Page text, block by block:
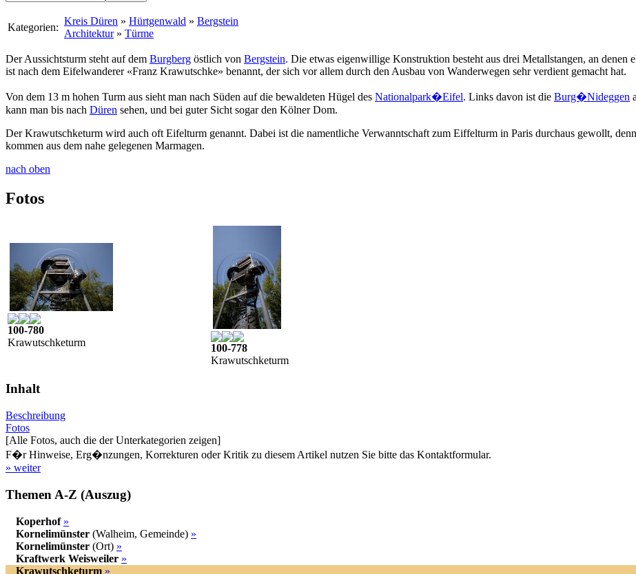
Kategorien:
Kreis Düren » Hürtgenwald » Bergstein
Architektur» Türme
Der Aussichtsturm steht auf dem Burgberg östlich von Bergstein. Die etwas eigenwillige Konstruktion besteht aus drei Metallstangen, an
ist nach dem Eifelwanderer «Franz Krawutschke» benannt, der sich vor allem durch den Ausbau von Wanderwegen sehr verdient gemacht hat.
Von dem 13 m hohen Turm aus sieht man nach Süden auf die bewaldeten Hügel des Nationalpark�Eifel. Links davon ist die Burg�Nideggen
kann man bis nach Düren sehen, und bei guter Sicht sogar den Kölner Dom.
Der Krawutschketurm wird auch oft Eifelturm genannt. Dabei ist die namentliche Verwanntschaft zum Eiffelturm in Paris durchaus gewollt,
kommen aus dem nahe gelegenen Marmagen.
nach oben
Fotos
100-780
Krawutschketurm
100-778
Krawutschketurm
Inhalt
Beschreibung
Fotos
[Alle Fotos, auch die der Unterkategorien zeigen]
F�r Hinweise, Erg�nzungen, Korrekturen oder Kritik zu diesem Artikel nutzen Sie bitte das Kontaktformular.
» weiter
Themen A-Z (Auszug)
Koperhof »
Kornelimünster (Walheim, Gemeinde) »
Kornelimünster (Ort) »
Kraftwerk Weisweiler »
Krawutschketurm »